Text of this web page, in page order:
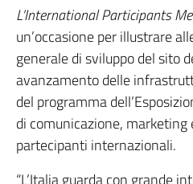
L’International Participants
un’occasione per illustrare
generale di sviluppo del sito
avanzamento delle
del programma
di comunicazione,
partecipanti internazionali.
“L’Italia guarda con grande